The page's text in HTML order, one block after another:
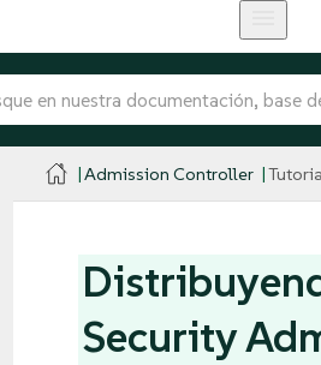
Admission Controller
Security